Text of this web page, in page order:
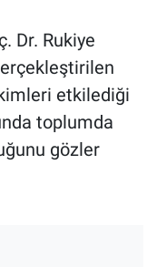
Dr. Rukiye
etkilediği
toplumda
gözler